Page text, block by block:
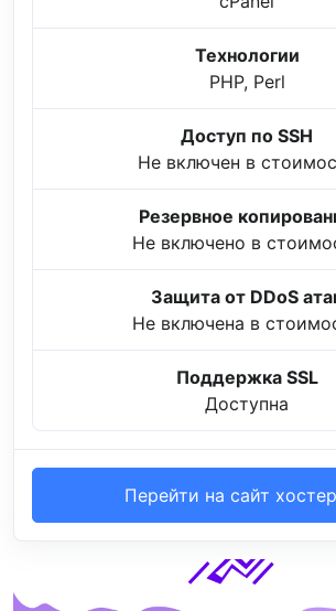
Технологии
PHP, Perl
Доступ по SSH
Не включен в
Резервное
Не включено в
Защита от DDoS
Не включена в
Поддержка SSL
Доступна
Перейти на сайт